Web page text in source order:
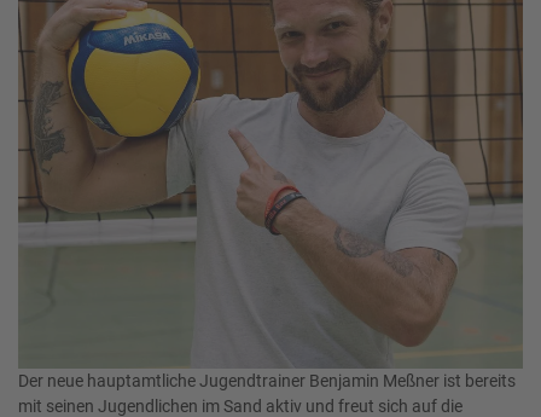
Der neue hauptamtliche Jugendtrainer Benjamin Meßner ist bereits
mit seinen Jugendlichen im Sand aktiv und freut sich auf die